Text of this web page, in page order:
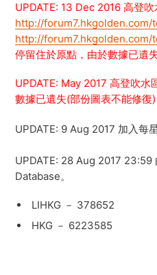
UPDATE: 13 Dec 2016 高登
http://forum7.hkgolden.com/
http://forum7.hkgolden.com/
停留住於原點，由於數據已遺
UPDATE: May 2017 高登吹水
數據已遺失(部份圖表不能修復)
UPDATE: 9 Aug 2017 加入每
UPDATE: 28 Aug 2017 23:59
Database。
LIHKG － 378652
HKG － 6223585